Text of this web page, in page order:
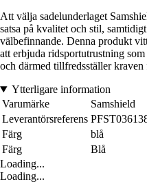
Att välja sadelunderlaget
satsa på kvalitet och stil,
välbefinnande. Denna produkt
att erbjuda ridsportutrustning
och därmed tillfredsställer
Ytterligare information
Varumärke
Samshield
Leverantörsreferens
Färg
blå
Färg
Blå
Loading...
Loading...